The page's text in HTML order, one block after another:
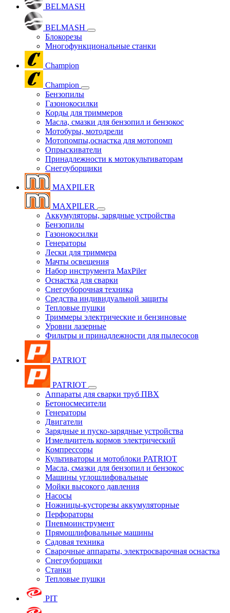
BELMASH
BELMASH
Блокорезы
Многофункциональные станки
Champion
Champion
Бензопилы
Газонокосилки
Корды для триммеров
Масла, смазки для бензопил и бензокос
Мотобуры, мотодрели
Мотопомпы,оснастка для мотопомп
Опрыскиватели
Принадлежности к мотокультиваторам
Снегоуборщики
MAXPILER
MAXPILER
Аккумуляторы, зарядные устройства
Бензопилы
Газонокосилки
Генераторы
Лески для триммера
Мачты освещения
Набор инструмента MaxPiler
Оснастка для сварки
Снегоуборочная техника
Средства индивидуальной защиты
Тепловые пушки
Триммеры электрические и бензиновые
Уровни лазерные
Фильтры и принадлежности для пылесосов
PATRIOT
PATRIOT
Аппараты для сварки труб ПВХ
Бетоносмесители
Генераторы
Двигатели
Зарядные и пуско-зарядные устройства
Измельчитель кормов электрический
Компрессоры
Культиваторы и мотоблоки PATRIOT
Масла, смазки для бензопил и бензокос
Машины углошлифовальные
Мойки высокого давления
Насосы
Ножницы-кусторезы аккумуляторные
Перфораторы
Пневмоинструмент
Прямошлифовальные машины
Садовая техника
Сварочные аппараты, электросварочная оснастка
Снегоуборщики
Станки
Тепловые пушки
PIT